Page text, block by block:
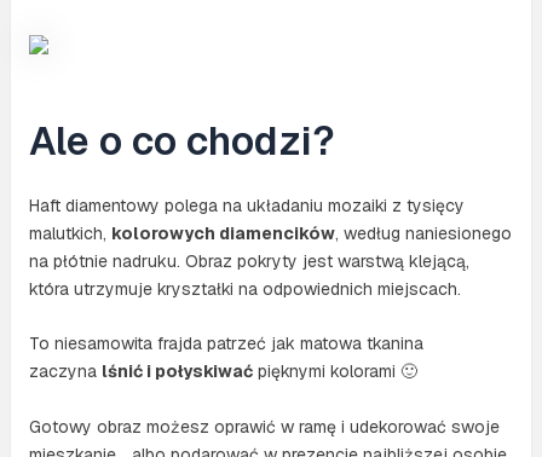
Ale o co chodzi?
Haft diamentowy polega na układaniu mozaiki z tysięcy
malutkich, kolorowych diamencików, według naniesionego
na płótnie nadruku. Obraz pokryty jest warstwą klejącą,
która utrzymuje kryształki na odpowiednich miejscach.
To niesamowita frajda patrzeć jak matowa tkanina
zaczyna lśnić i połyskiwaćpięknymi kolorami 🙂
Gotowy obraz możesz oprawić w ramę i udekorować swoje